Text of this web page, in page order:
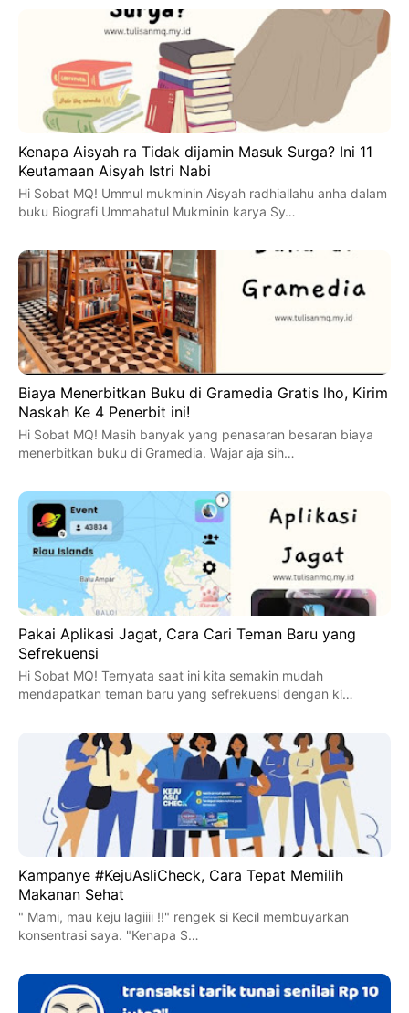
Kenapa Aisyah ra Tidak dijamin Masuk Surga? Ini 11
Keutamaan Aisyah Istri Nabi
Hi Sobat MQ! Ummul mukminin Aisyah radhiallahu anha dalam
buku Biografi Ummahatul Mukminin karya Sy…
Biaya Menerbitkan Buku di Gramedia Gratis lho, Kirim
Naskah Ke 4 Penerbit ini!
Hi Sobat MQ! Masih banyak yang penasaran besaran biaya
menerbitkan buku di Gramedia. Wajar aja sih…
Pakai Aplikasi Jagat, Cara Cari Teman Baru yang
Sefrekuensi
Hi Sobat MQ! Ternyata saat ini kita semakin mudah
mendapatkan teman baru yang sefrekuensi dengan ki…
Kampanye #KejuAsliCheck, Cara Tepat Memilih
Makanan Sehat
" Mami, mau keju lagiiii !!" rengek si Kecil membuyarkan
konsentrasi saya. "Kenapa S…